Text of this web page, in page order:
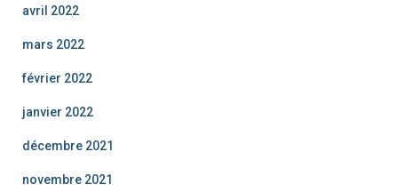
avril 2022
mars 2022
février 2022
janvier 2022
décembre 2021
novembre 2021